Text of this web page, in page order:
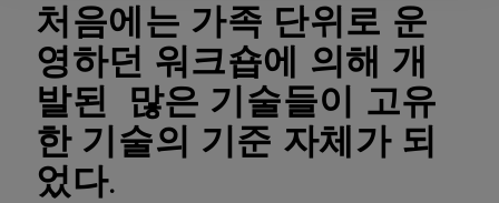
처음에는 가족 단위로 운
영하던 워크숍에 의해 개
발된 많은 기술들이 고유
한 기술의 기준 자체가 되
었다.